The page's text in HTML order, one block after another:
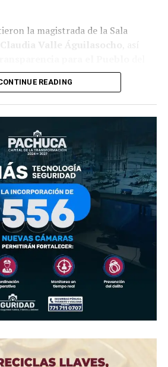
la magistrada de la Sala
Claudia Valle Águilasocho
María Tanivet Ramos Reyes
READING